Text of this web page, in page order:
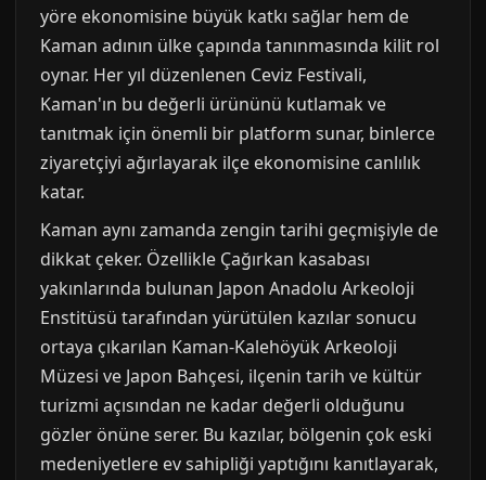
yöre ekonomisine büyük katkı sağlar hem de
Kaman adının ülke çapında tanınmasında kilit rol
oynar. Her yıl düzenlenen Ceviz Festivali,
Kaman'ın bu değerli ürününü kutlamak ve
tanıtmak için önemli bir platform sunar, binlerce
ziyaretçiyi ağırlayarak ilçe ekonomisine canlılık
katar.
Kaman aynı zamanda zengin tarihi geçmişiyle de
dikkat çeker. Özellikle Çağırkan kasabası
yakınlarında bulunan Japon Anadolu Arkeoloji
Enstitüsü tarafından yürütülen kazılar sonucu
ortaya çıkarılan Kaman-Kalehöyük Arkeoloji
Müzesi ve Japon Bahçesi, ilçenin tarih ve kültür
turizmi açısından ne kadar değerli olduğunu
gözler önüne serer. Bu kazılar, bölgenin çok eski
medeniyetlere ev sahipliği yaptığını kanıtlayarak,